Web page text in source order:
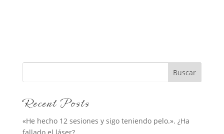
Buscar
Recent Posts
«He hecho 12 sesiones y sigo teniendo pelo.». ¿Ha